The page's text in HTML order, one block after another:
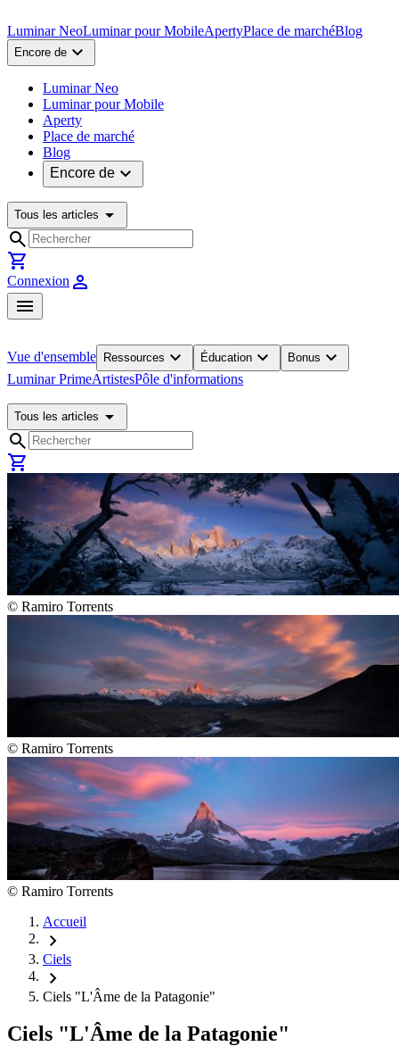
Luminar NeoLuminar pour MobileApertyPlace de marchéBlog
Encore de expand_more
Luminar Neo
Luminar pour Mobile
Aperty
Place de marché
Blog
Encore de expand_more
Tous les articles arrow_drop_down
search
shopping_cart
Connexion person
menu
Vue d'ensemble Ressources expand_more Éducation expand_more Bonus expand_more
Luminar PrimeArtistesPôle d'informations
Tous les articles arrow_drop_down
search
shopping_cart
© Ramiro Torrents
© Ramiro Torrents
© Ramiro Torrents
Accueil
chevron_right
Ciels
chevron_right
Ciels "L'Âme de la Patagonie"
Ciels "L'Âme de la Patagonie"